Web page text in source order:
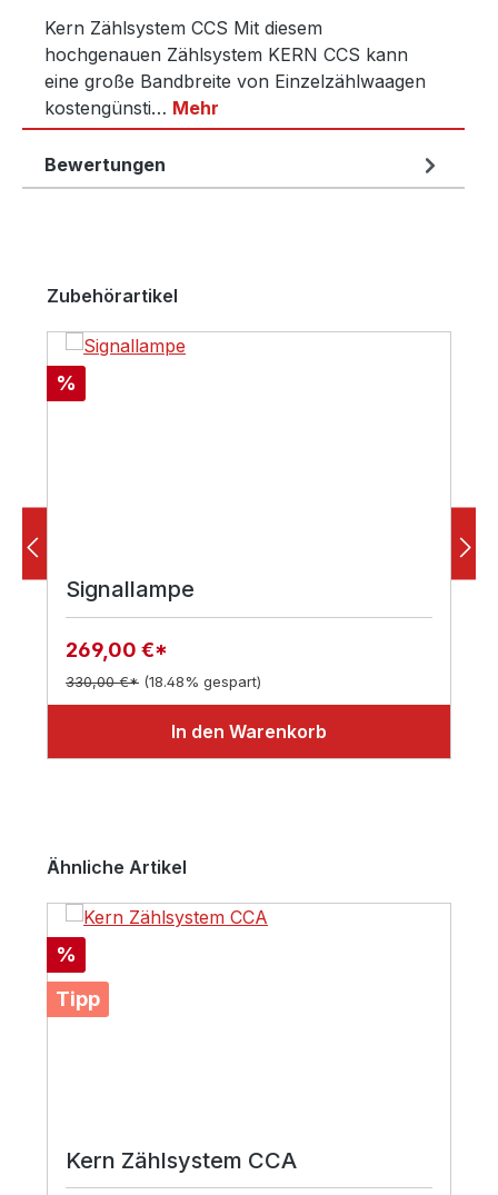
Kern Zählsystem CCS Mit diesem
hochgenauen Zählsystem KERN CCS kann
eine große Bandbreite von Einzelzählwaagen
kostengünsti… Mehr
Bewertungen
Produktgalerie überspringen
Zubehörartikel
Rabatt
%
Signallampe
269,00 €*
330,00 €* (18.48% gespart)
In den Warenkorb
Produktgalerie überspringen
Ähnliche Artikel
Rabatt
%
Tipp
Kern Zählsystem CCA